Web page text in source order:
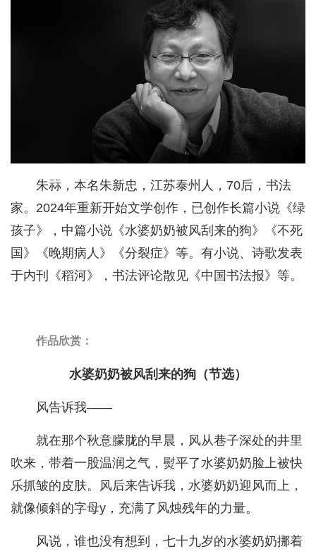
朱祘，本名朱新忠，江苏泰州人，70后，书法
家。2024年重新开始文学创作，已创作长篇小说《绿
孩子》，中篇小说《水婆奶奶被风刮来的狗》《不死
国》《晚期病人》《分裂症》等。有小说、诗歌发表
于内刊《稻河》，书法评论散见《中国书法报》等。
作品欣赏：
水婆奶奶被风刮来的狗（节选）
风告诉我——
就在那个秋意朦胧的早晨，风从巷子深处的井里
吹来，带着一股温润之气，熨平了水婆奶奶脸上被快
乐抓皱的皮肤。风后来告诉我，水婆奶奶迎风而上，
就像倾斜的字母y，充满了风烛残年的力量。
风说，谁也没有想到，七十九岁的水婆奶奶挪着